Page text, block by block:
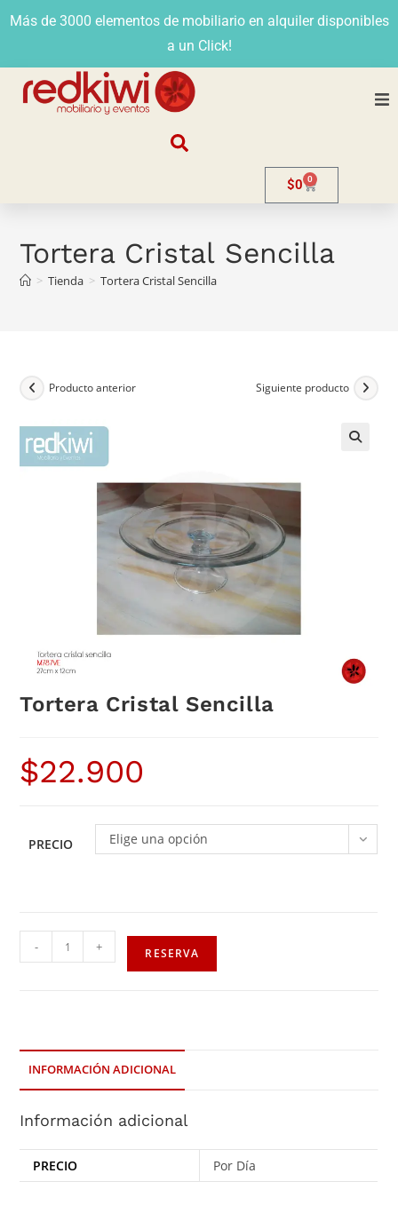
Más de 3000 elementos de mobiliario en alquiler disponibles
a un Click!
Contacto
$0 0
Tortera Cristal Sencilla
> Tienda > Tortera Cristal Sencilla
Producto anterior Siguiente producto
Tortera Cristal Sencilla
$22.900
PRECIO Elige una opción
- + RESERVA
INFORMACIÓN ADICIONAL
Información adicional
PRECIO Por Día